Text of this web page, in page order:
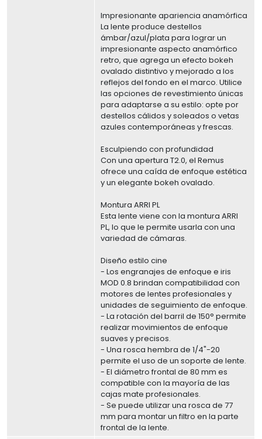
Impresionante apariencia anamórfica
La lente produce destellos
ámbar/azul/plata para lograr un
impresionante aspecto anamórfico
retro, que agrega un efecto bokeh
ovalado distintivo y mejorado a los
reflejos del fondo en el marco. Utilice
las opciones de revestimiento únicas
para adaptarse a su estilo: opte por
destellos cálidos y soleados o vetas
azules contemporáneas y frescas.
Esculpiendo con profundidad
Con una apertura T2.0, el Remus
ofrece una caída de enfoque estética
y un elegante bokeh ovalado.
Montura ARRI PL
Esta lente viene con la montura ARRI
PL, lo que le permite usarla con una
variedad de cámaras.
Diseño estilo cine
- Los engranajes de enfoque e iris
MOD 0.8 brindan compatibilidad con
motores de lentes profesionales y
unidades de seguimiento de enfoque.
- La rotación del barril de 150° permite
realizar movimientos de enfoque
suaves y precisos.
- Una rosca hembra de 1/4"-20
permite el uso de un soporte de lente.
- El diámetro frontal de 80 mm es
compatible con la mayoría de las
cajas mate profesionales.
- Se puede utilizar una rosca de 77
mm para montar un filtro en la parte
frontal de la lente.